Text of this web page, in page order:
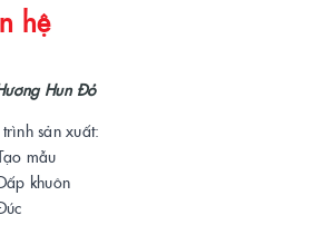
hệ
Hun Đỏ
sản xuất:
mẫu
khuôn